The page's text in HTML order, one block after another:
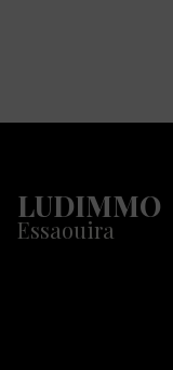
LUDIMMO
Essaouira